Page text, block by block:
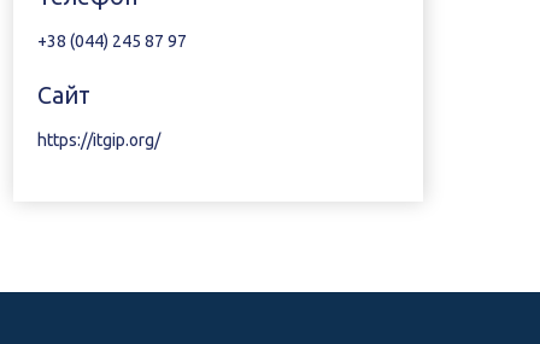
+38 (044) 245 87 97
Сайт
https://itgip.org/